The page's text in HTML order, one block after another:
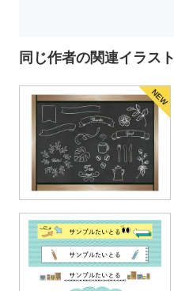
同じ作者の関連イラスト
NEW